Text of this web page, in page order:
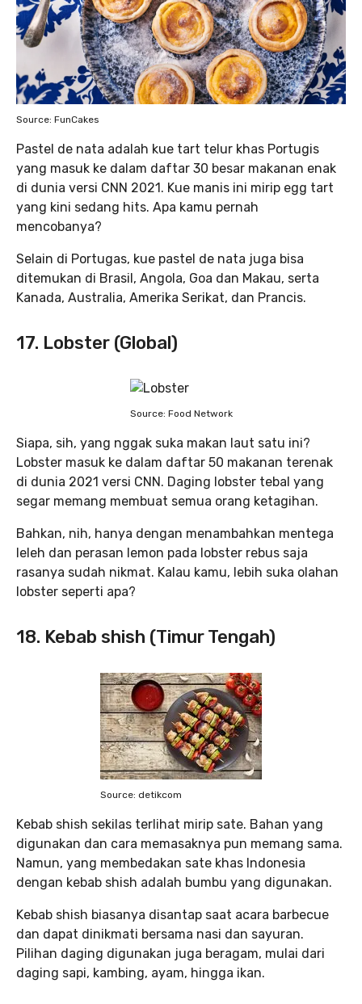
Source: FunCakes
Pastel de nata adalah kue tart telur khas Portugis
yang masuk ke dalam daftar 30 besar makanan enak
di dunia versi CNN 2021. Kue manis ini mirip egg tart
yang kini sedang hits. Apa kamu pernah
mencobanya?
Selain di Portugas, kue pastel de nata juga bisa
ditemukan di Brasil, Angola, Goa dan Makau, serta
Kanada, Australia, Amerika Serikat, dan Prancis.
17. Lobster (Global)
Source: Food Network
Siapa, sih, yang nggak suka makan laut satu ini?
Lobster masuk ke dalam daftar 50 makanan terenak
di dunia 2021 versi CNN. Daging lobster tebal yang
segar memang membuat semua orang ketagihan.
Bahkan, nih, hanya dengan menambahkan mentega
leleh dan perasan lemon pada lobster rebus saja
rasanya sudah nikmat. Kalau kamu, lebih suka olahan
lobster seperti apa?
18. Kebab shish (Timur Tengah)
Source: detikcom
Kebab shish sekilas terlihat mirip sate. Bahan yang
digunakan dan cara memasaknya pun memang sama.
Namun, yang membedakan sate khas Indonesia
dengan kebab shish adalah bumbu yang digunakan.
Kebab shish biasanya disantap saat acara barbecue
dan dapat dinikmati bersama nasi dan sayuran.
Pilihan daging digunakan juga beragam, mulai dari
daging sapi, kambing, ayam, hingga ikan.